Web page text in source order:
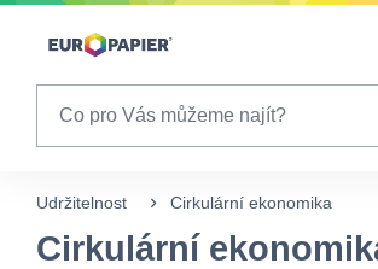
Table Of Content
Cirkulární ekonomika v papírovém průmyslu
Udržitelnost Cirkulární ekonomika
Cirkulární